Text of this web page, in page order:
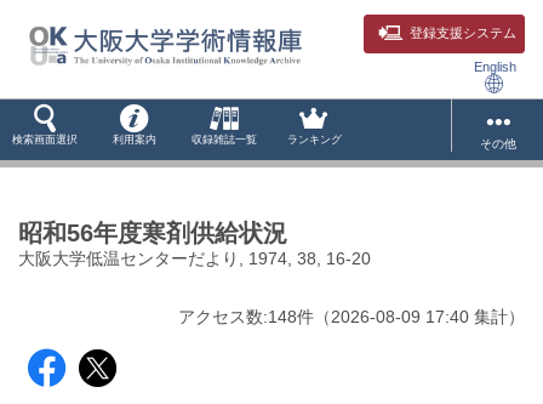
登録支援システム
English
検索画面選択 利用案内 収録雑誌一覧 ランキング その他
昭和56年度寒剤供給状況
大阪大学低温センターだより, 1974, 38, 16-20
アクセス数:148件 （2026-08-09 17:40 集計）